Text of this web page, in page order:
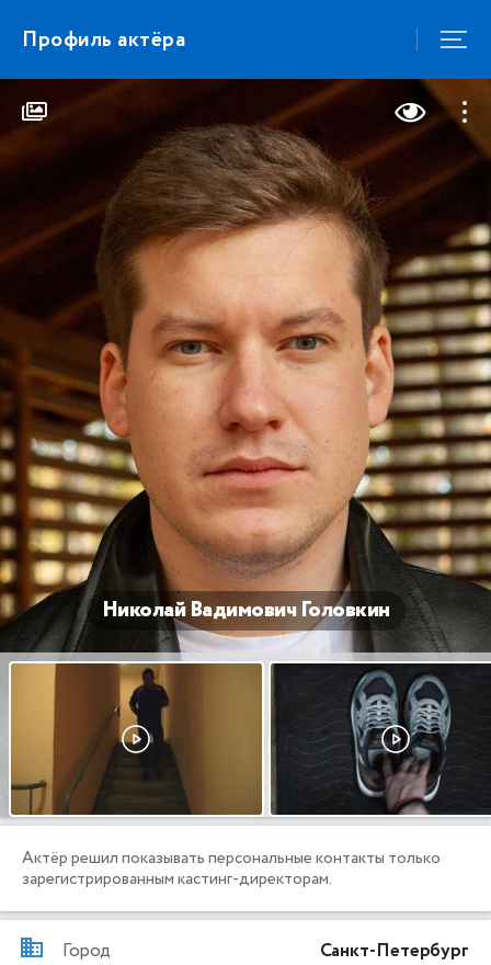
Профиль актёра
Николай Вадимович Головкин
Актёр решил показывать персональные контакты только
зарегистрированным кастинг-директорам.
Город Санкт-Петербург